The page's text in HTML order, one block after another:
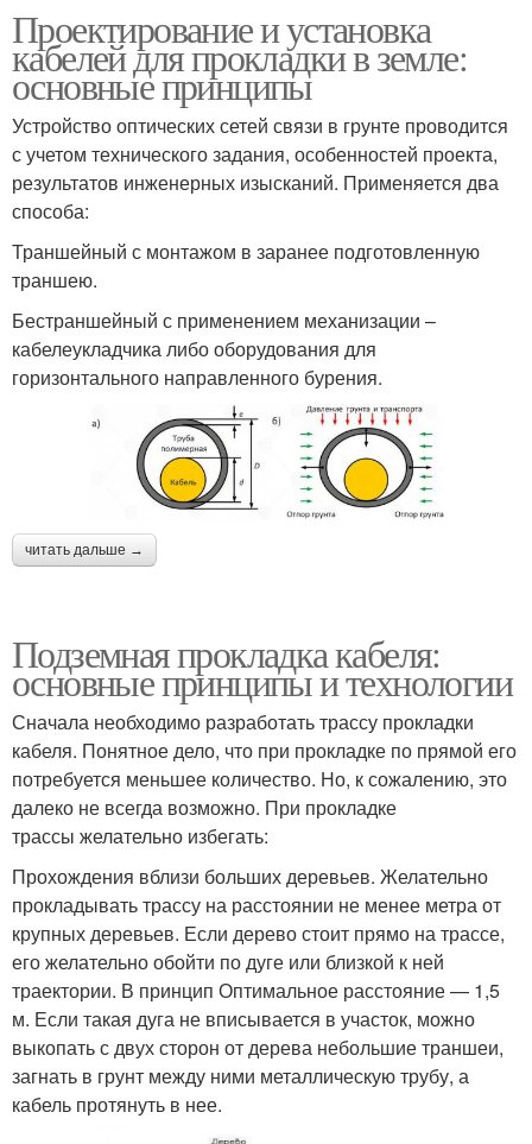
Проектирование и установка
кабелей для прокладки в земле:
основные принципы
Устройство оптических сетей связи в грунте проводится
с учетом технического задания, особенностей проекта,
результатов инженерных изысканий. Применяется два
способа:
Траншейный с монтажом в заранее подготовленную
траншею.
Бестраншейный с применением механизации –
кабелеукладчика либо оборудования для
горизонтального направленного бурения.
читать дальше →
Подземная прокладка кабеля:
основные принципы и технологии
Сначала необходимо разработать трассу прокладки
кабеля. Понятное дело, что при прокладке по прямой его
потребуется меньшее количество. Но, к сожалению, это
далеко не всегда возможно. При прокладке
трассы желательно избегать:
Прохождения вблизи больших деревьев. Желательно
прокладывать трассу на расстоянии не менее метра от
крупных деревьев. Если дерево стоит прямо на трассе,
его желательно обойти по дуге или близкой к ней
траектории. В принцип Оптимальное расстояние — 1,5
м. Если такая дуга не вписывается в участок, можно
выкопать с двух сторон от дерева небольшие траншеи,
загнать в грунт между ними металлическую трубу, а
кабель протянуть в нее.